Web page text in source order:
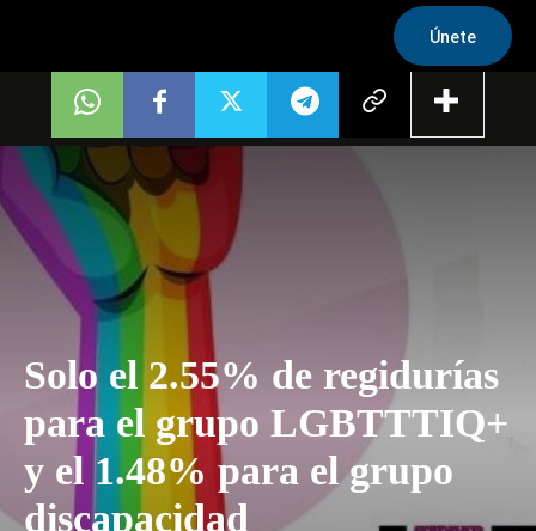
Únete
Solo el 2.55% de regidurías
para el grupo LGBTTTIQ+
y el 1.48% para el grupo
discapacidad